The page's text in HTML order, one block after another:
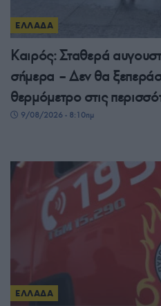
ΕΛΛΑΔΑ
Καιρός: Σταθερά
σήμερα – Δεν θα
θερμόμετρο στις
9/08/2026 - 8:10πμ
ΕΛΛΑΔΑ